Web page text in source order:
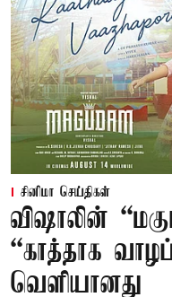
சினிமா செய்திகள்
விஷாலின்
“காத்தாக
வெளியானது